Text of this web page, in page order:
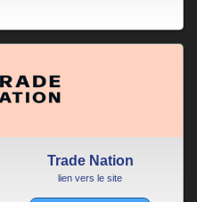
Trade Nation
lien vers le site